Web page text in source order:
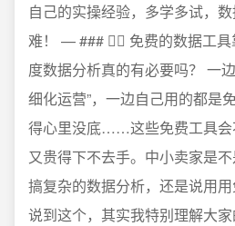
自己的实操经验，多学多试，
难！ — ### 😮‍💨 免费的数据工
度数据分析真的有必要吗？ 一
细化运营”，一边自己用的都是
得心里没底……这些免费工具会
又贵得下不去手。中小卖家是
搞复杂的数据分析，还是说用
说到这个，其实我特别理解大